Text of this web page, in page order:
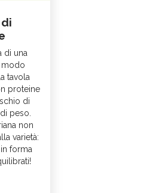
di una
modo
tavola
proteine
di
peso.
non
varietà:
forma